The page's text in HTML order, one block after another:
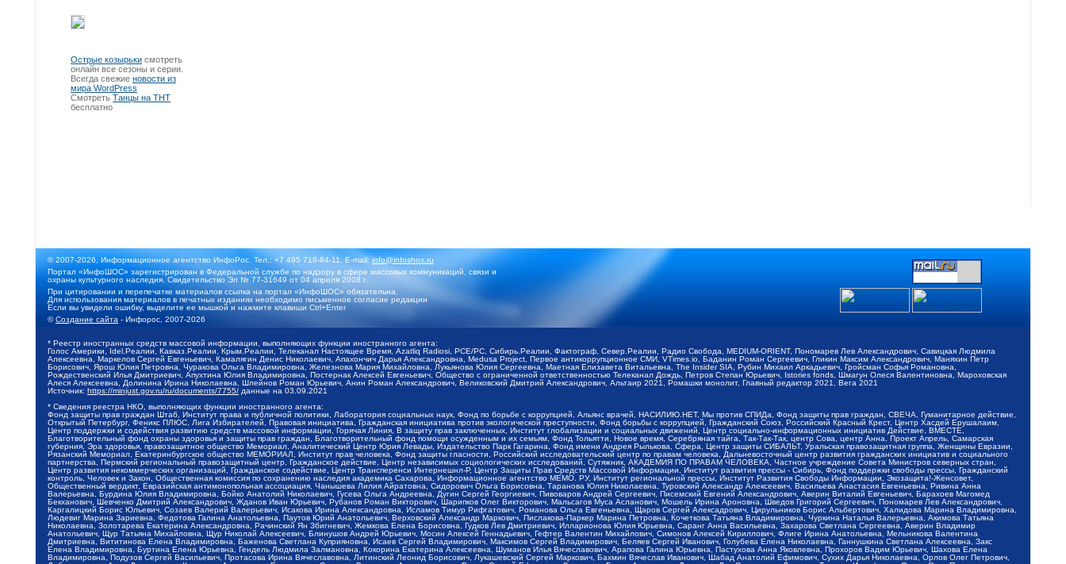
Острые козырьки смотреть
онлайн все сезоны и серии.
Всегда свежие новости из
мира WordPress
Смотреть Танцы на ТНТ
бесплатно
© 2007-2026, Информационное агентство ИнфоРос. Тел.: +7 495 718-84-11, E-mail:info@infoshos.ru
Портал «ИнфоШОС» зарегистрирован в Федеральной службе по надзору в сфере массовых коммуникаций, связи и
охраны культурного наследия. Свидетельство Эл № 77-31649 от 04 апреля 2008 г.
При цитировании и перепечатке материалов ссылка на портал «ИнфоШОС» обязательна.
Для использования материалов в печатных изданиях необходимо письменное согласие редакции
Если вы увидели ошибку, выделите ее мышкой и нажмите клавиши Ctrl+Enter
©Создание сайта - Инфорос, 2007-2026
* Реестр иностранных средств массовой информации, выполняющих функции иностранного агента:
Голос Америки, Idel.Реалии, Кавказ.Реалии, Крым.Реалии, Телеканал Настоящее Время, Azatliq Radiosi, PCE/PC, Сибирь.Реалии, Фактограф, Север.Реалии, Радио Свобода, MEDIUM-ORIENT, Пономарев Лев Александрович, Савицкая Людмила
Алексеевна, Маркелов Сергей Евгеньевич, Камалягин Денис Николаевич, Апахончич Дарья Александровна, Medusa Project, Первое антикоррупционное СМИ, VTimes.io, Баданин Роман Сергеевич, Гликин Максим Александрович, Маняхин Петр
Борисович, Ярош Юлия Петровна, Чуракова Ольга Владимировна, Железнова Мария Михайловна, Лукьянова Юлия Сергеевна, Маетная Елизавета Витальевна, The Insider SIA, Рубин Михаил Аркадьевич, Гройсман Софья Романовна,
Рождественский Илья Дмитриевич, Апухтина Юлия Владимировна, Постернак Алексей Евгеньевич, Общество с ограниченной ответственностью Телеканал Дождь, Петров Степан Юрьевич, Istories fonds, Шмагун Олеся Валентиновна, Мароховская
Алеся Алексеевна, Долинина Ирина Николаевна, Шлейнов Роман Юрьевич, Анин Роман Александрович, Великовский Дмитрий Александрович, Альтаир 2021, Ромашки монолит, Главный редактор 2021, Вега 2021
Источник: https://minjust.gov.ru/ru/documents/7755/ данные на 03.09.2021
* Сведения реестра НКО, выполняющих функции иностранного агента:
Фонд защиты прав граждан Штаб, Институт права и публичной политики, Лаборатория социальных наук, Фонд по борьбе с коррупцией, Альянс врачей, НАСИЛИЮ.НЕТ, Мы против СПИДа, Фонд защиты прав граждан, СВЕЧА, Гуманитарное действие,
Открытый Петербург, Феникс ПЛЮС, Лига Избирателей, Правовая инициатива, Гражданская инициатива против экологической преступности, Фонд борьбы с коррупцией, Гражданский Союз, Российский Красный Крест, Центр Хасдей Ерушалаим,
Центр поддержки и содействия развитию средств массовой информации, Горячая Линия, В защиту прав заключенных, Институт глобализации и социальных движений, Центр социально-информационных инициатив Действие, ВМЕСТЕ,
Благотворительный фонд охраны здоровья и защиты прав граждан, Благотворительный фонд помощи осужденным и их семьям, Фонд Тольятти, Новое время, Серебряная тайга, Так-Так-Так, центр Сова, центр Анна, Проект Апрель, Самарская
губерния, Эра здоровья, правозащитное общество Мемориал, Аналитический Центр Юрия Левады, Издательство Парк Гагарина, Фонд имени Андрея Рылькова, Сфера, Центр защиты СИБАЛЬТ, Уральская правозащитная группа, Женщины Евразии,
Рязанский Мемориал, Екатеринбургское общество МЕМОРИАЛ, Институт прав человека, Фонд защиты гласности, Российский исследовательский центр по правам человека, Дальневосточный центр развития гражданских инициатив и социального
партнерства, Пермский региональный правозащитный центр, Гражданское действие, Центр независимых социологических исследований, Сутяжник, АКАДЕМИЯ ПО ПРАВАМ ЧЕЛОВЕКА, Частное учреждение Совета Министров северных стран,
Центр развития некоммерческих организаций, Гражданское содействие, Центр Трансперенси Интернешнл-Р, Центр Защиты Прав Средств Массовой Информации, Институт развития прессы - Сибирь, Фонд поддержки свободы прессы, Гражданский
контроль, Человек и Закон, Общественная комиссия по сохранению наследия академика Сахарова, Информационное агентство МЕМО. РУ, Институт региональной прессы, Институт Развития Свободы Информации, Экозащита!-Женсовет,
Общественный вердикт, Евразийская антимонопольная ассоциация, Чанышева Лилия Айратовна, Сидорович Ольга Борисовна, Таранова Юлия Николаевна, Туровский Александр Алексеевич, Васильева Анастасия Евгеньевна, Ривина Анна
Валерьевна, Бурдина Юлия Владимировна, Бойко Анатолий Николаевич, Гусева Ольга Андреевна, Дугин Сергей Георгиевич, Пивоваров Андрей Сергеевич, Писемский Евгений Александрович, Аверин Виталий Евгеньевич, Барахоев Магомед
Бекханович, Шевченко Дмитрий Александрович, Жданов Иван Юрьевич, Рубанов Роман Викторович, Шарипков Олег Викторович, Мальсагов Муса Асланович, Мошель Ирина Ароновна, Шведов Григорий Сергеевич, Пономарев Лев Александрович,
Каргалицкий Борис Юльевич, Созаев Валерий Валерьевич, Исакова Ирина Александровна, Исламов Тимур Рифгатович, Романова Ольга Евгеньевна, Щаров Сергей Алексадрович, Цирульников Борис Альбертович, Халидова Марина Владимировна,
Людевиг Марина Зариевна, Федотова Галина Анатольевна, Паутов Юрий Анатольевич, Верховский Александр Маркович, Пислакова-Паркер Марина Петровна, Кочеткова Татьяна Владимировна, Чуркина Наталья Валерьевна, Акимова Татьяна
Николаевна, Золотарева Екатерина Александровна, Рачинский Ян Збигневич, Жемкова Елена Борисовна, Гудков Лев Дмитриевич, Илларионова Юлия Юрьевна, Саранг Анна Васильевна, Захарова Светлана Сергеевна, Аверин Владимир
Анатольевич, Щур Татьяна Михайловна, Щур Николай Алексеевич, Блинушов Андрей Юрьевич, Мосин Алексей Геннадьевич, Гефтер Валентин Михайлович, Симонов Алексей Кириллович, Флиге Ирина Анатольевна, Мельникова Валентина
Дмитриевна, Вититинова Елена Владимировна, Баженова Светлана Куприяновна, Исаев Сергей Владимирович, Максимов Сергей Владимирович, Беляев Сергей Иванович, Голубева Елена Николаевна, Ганнушкина Светлана Алексеевна, Закс
Елена Владимировна, Буртина Елена Юрьевна, Гендель Людмила Залмановна, Кокорина Екатерина Алексеевна, Шуманов Илья Вячеславович, Арапова Галина Юрьевна, Пастухова Анна Яковлевна, Прохоров Вадим Юрьевич, Шахова Елена
Владимировна, Подузов Сергей Васильевич, Протасова Ирина Вячеславовна, Литинский Леонид Борисович, Лукашевский Сергей Маркович, Бахмин Вячеслав Иванович, Шабад Анатолий Ефимович, Сухих Дарья Николаевна, Орлов Олег Петрович,